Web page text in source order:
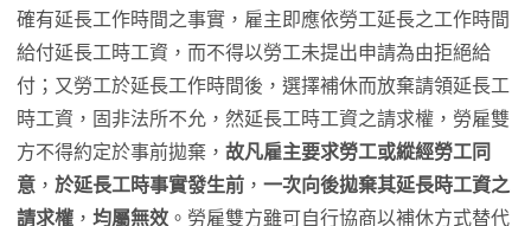
確有延長工作時間之事實，雇主即應依勞工延長之工作時間
給付延長工時工資，而不得以勞工未提出申請為由拒絕給
付；又勞工於延長工作時間後，選擇補休而放棄請領延長工
時工資，固非法所不允，然延長工時工資之請求權，勞雇雙
方不得約定於事前拋棄， 故凡雇主要求勞工或縱經勞工同
意 ， 於延長工時事實發生前 ， 一次向後拋棄其延長時工資之
請求權 ， 均屬無效 。勞雇雙方雖可自行協商以補休方式替代